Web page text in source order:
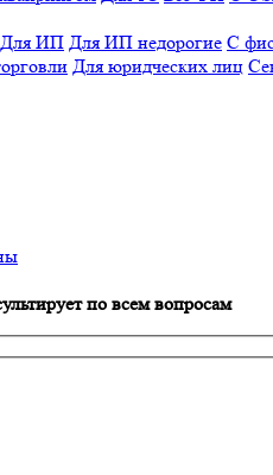
Для ИП Для ИП недорогие С
Для юридческих лиц
по всем вопросам